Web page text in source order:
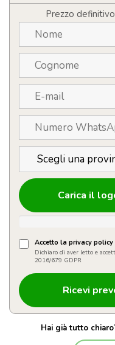
quantitàPrezzo
Carica il
Accetto la privacy policy
Dichiaro di aver letto e
2016/679 GDPR
Hai già tutto